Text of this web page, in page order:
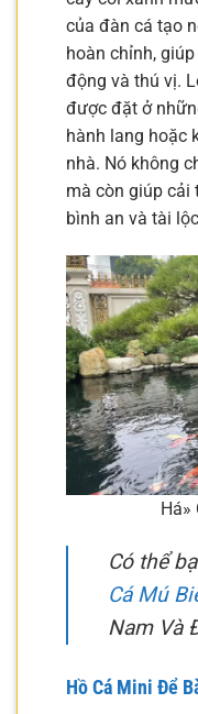
của đàn cá tạo
hoàn chỉnh,
động và thú vị.
được đặt ở
hành lang hoặc
nhà. Nó không
mà còn giúp cải
bình an và tài
Có thể
Cá Mú
Nam Và
Hồ Cá Mini Để